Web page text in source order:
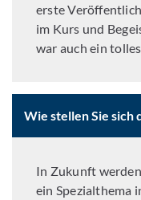
erste
im Kurs und
war auch ein
Wie stellen Sie sich
In Zukunft
ein Spezialthema